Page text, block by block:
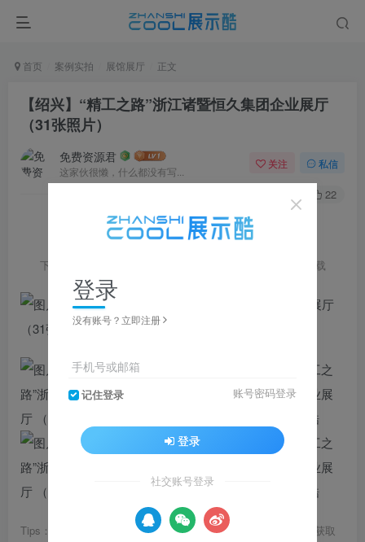
首页 案例实拍 展馆展厅 正文
【绍兴】“精工之路”浙江诸暨恒久集团企业展厅
（31张照片）
免费资源君
这家伙很懒，什么都没有写...
关注 私信
22
下方图片点击可放大，可左右滑动浏览，获取更多图片请下载
Tips：1.内容图片或视频可能会有压缩，若文章提供下载服务，获取
登录
没有账号？立即注册
手机号或邮箱
记住登录 账号密码登录
登录
社交账号登录